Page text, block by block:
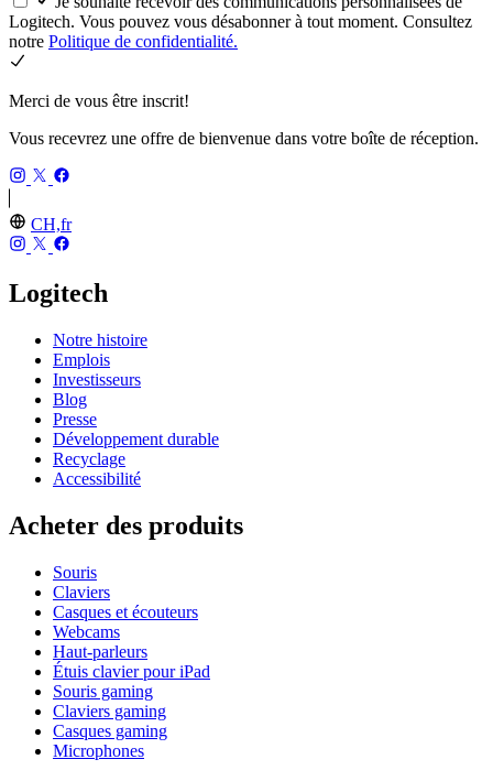
Logitech. Vous pouvez vous désabonner à tout moment. Consultez
notre Politique de confidentialité.
Merci de vous être inscrit!
Vous recevrez une offre de bienvenue dans votre boîte de réception.
CH,fr
Logitech
Notre histoire
Emplois
Investisseurs
Blog
Presse
Développement durable
Recyclage
Accessibilité
Acheter des produits
Souris
Claviers
Casques et écouteurs
Webcams
Haut-parleurs
Étuis clavier pour iPad
Souris gaming
Claviers gaming
Casques gaming
Microphones